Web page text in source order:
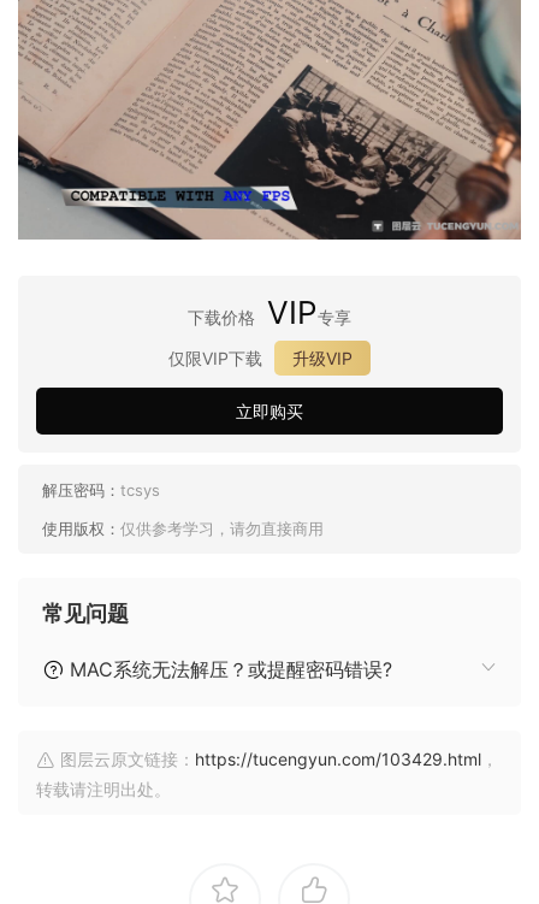
下载价格 VIP专享
仅限VIP下载
升级VIP
立即购买
解压密码： tcsys
使用版权： 仅供参考学习，请勿直接商用
常见问题
MAC系统无法解压？或提醒密码错误?
图层云原文链接： https://tucengyun.com/103429.html ，
转载请注明出处。